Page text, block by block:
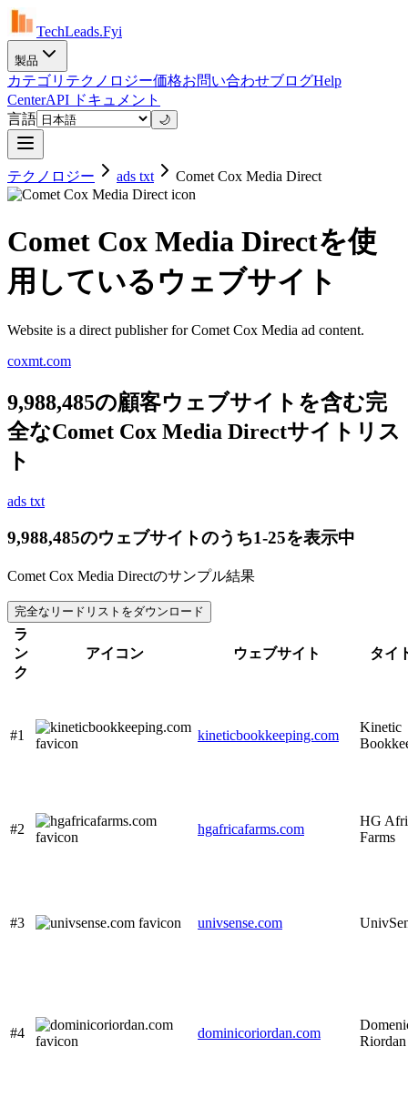
TechLeads.Fyi
製品
カテゴリ テクノロジー価格お問い合わせブログHelp
CenterAPI ドキュメント
言語
🌙
テクノロジー ads txt Comet Cox Media Direct
Comet Cox Media Directを使
用しているウェブサイト
Website is a direct publisher for Comet Cox Media ad content.
coxmt.com
9,988,485の顧客ウェブサイトを含む完
全なComet Cox Media Directサイトリス
ト
ads txt
9,988,485のウェブサイトのうち1-25を表示中
Comet Cox Media Directのサンプル結果
完全なリードリストをダウンロード
ラ
ン
ク
アイコン ウェブサイト タイ
#1 kineticbookkeeping.com
Kinetic
#2 hgafricafarms.com
HG
Farms
#3 univsense.com
#4 dominicoriordan.com
Riordan